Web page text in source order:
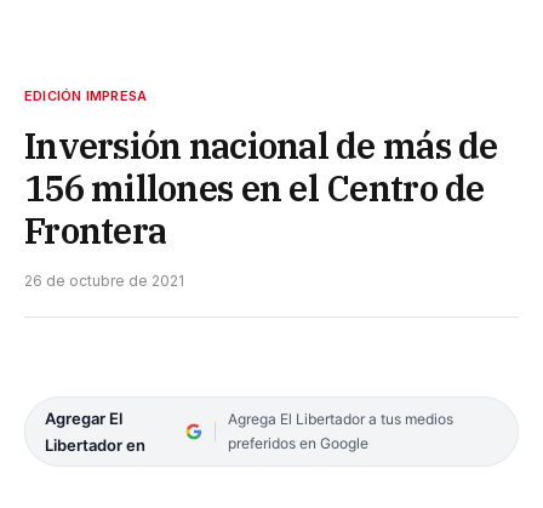
EDICIÓN IMPRESA
Inversión nacional de más de
156 millones en el Centro de
Frontera
26 de octubre de 2021
Agregar El
Libertador en
Agrega El Libertador a tus medios
preferidos en Google